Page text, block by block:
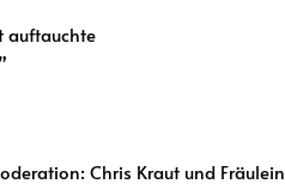
auftauchte
Chris Kraut und Fräulein